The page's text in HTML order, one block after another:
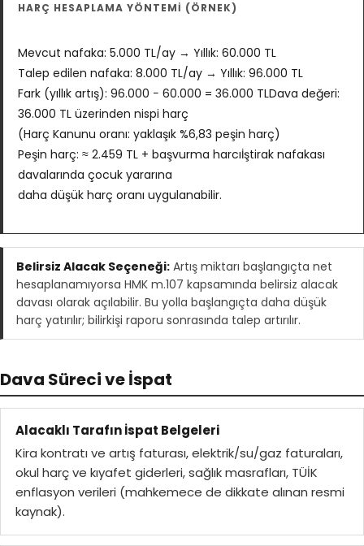
HARÇ HESAPLAMA YÖNTEMİ (ÖRNEK)
Mevcut nafaka: 5.000 TL/ay → Yıllık: 60.000 TL
Talep edilen nafaka: 8.000 TL/ay → Yıllık: 96.000 TL
Fark (yıllık artış): 96.000 − 60.000 = 36.000 TLDava değeri:
36.000 TL üzerinden nispi harç
(Harç Kanunu oranı: yaklaşık %6,83 peşin harç)
Peşin harç: ≈ 2.459 TL + başvurma harcıİştirak nafakası
davalarında çocuk yararına
daha düşük harç oranı uygulanabilir.
Belirsiz Alacak Seçeneği: Artış miktarı başlangıçta net
hesaplanamıyorsa HMK m.107 kapsamında belirsiz alacak
davası olarak açılabilir. Bu yolla başlangıçta daha düşük
harç yatırılır; bilirkişi raporu sonrasında talep artırılır.
Dava Süreci ve İspat
Alacaklı Tarafın İspat Belgeleri
Kira kontratı ve artış faturası, elektrik/su/gaz faturaları,
okul harç ve kıyafet giderleri, sağlık masrafları, TÜİK
enflasyon verileri (mahkemece de dikkate alınan resmi
kaynak).